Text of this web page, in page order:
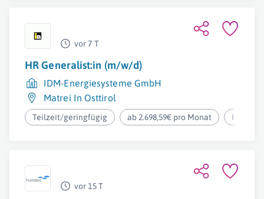
vor 7 T
HR Generalist:in (m/w/d)
IDM-Energiesysteme GmbH
Matrei In Osttirol
Teilzeit/geringfügig ab 2.698,59€ pro Monat
vor 15 T